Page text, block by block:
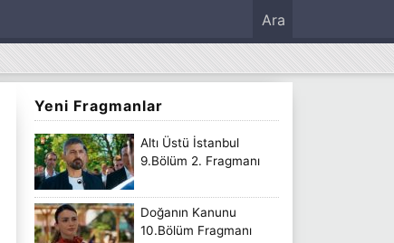
Ara
Yeni Fragmanlar
Altı Üstü İstanbul
9.Bölüm 2. Fragmanı
Doğanın Kanunu
10.Bölüm Fragmanı